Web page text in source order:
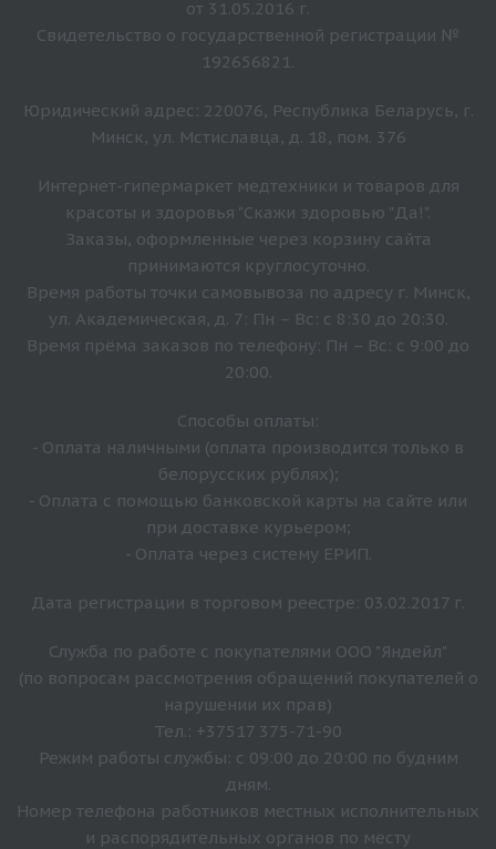
от 31.05.2016 г.
Свидетельство о государственной регистрации №
192656821.
Юридический адрес: 220076, Республика Беларусь, г.
Минск, ул. Мстиславца, д. 18, пом. 376
Интернет-гипермаркет медтехники и товаров для
красоты и здоровья "Скажи здоровью "Да!".
Заказы, оформленные через корзину сайта
принимаются круглосуточно.
Время работы точки самовывоза по адресу г. Минск,
ул. Академическая, д. 7: Пн – Вс: с 8:30 до 20:30.
Время прёма заказов по телефону: Пн – Вс: с 9:00 до
20:00.
Способы оплаты:
- Оплата наличными (оплата производится только в
белорусских рублях);
- Оплата с помощью банковской карты на сайте или
при доставке курьером;
- Оплата через систему ЕРИП.
Дата регистрации в торговом реестре: 03.02.2017 г.
Служба по работе с покупателями ООО "Яндейл"
(по вопросам рассмотрения обращений покупателей о
нарушении их прав)
Тел.: +37517 375-71-90
Режим работы службы: с 09:00 до 20:00 по будним
дням.
Номер телефона работников местных исполнительных
и распорядительных органов по месту